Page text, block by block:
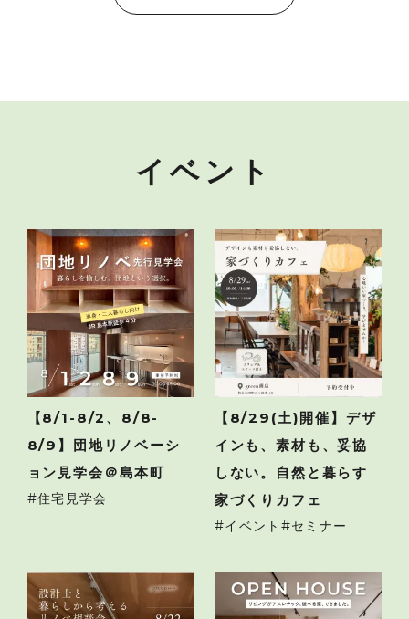
イベント
【8/1-8/2、8/8-
8/9】団地リノベーシ
ョン見学会＠島本町
住宅見学会
【8/29(土)開催】デザ
インも、素材も、妥協
しない。自然と暮らす
家づくりカフェ
イベント セミナー